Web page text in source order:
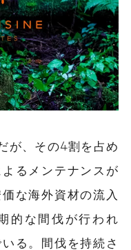
が、その4割を占め
るメンテナンスが
な海外資材の流入
的な間伐が行われ
る。間伐を持続さ